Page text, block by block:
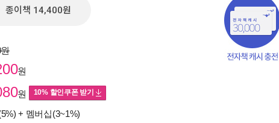
종이책 14,400원
원
원 10% 할인쿠폰 받기
+ 멤버십(3~1%)